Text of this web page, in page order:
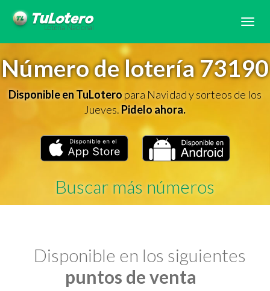
Número de lotería 73190
Disponible en TuLoteropara Navidad y sorteos de los
Jueves.Pidelo ahora.
Buscar más números
Disponible en los siguientes
puntos de venta